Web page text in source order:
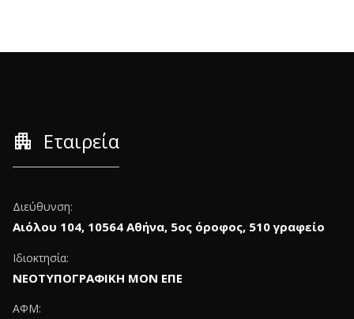
apartment Εταιρεία
Διεύθυνση:
Αιόλου 104, 10564 Αθήνα, 5ος όροφος, 510 γραφείο
Ιδιοκτησία:
ΝΕΟΤΥΠΟΓΡΑΦΙΚΗ ΜΟΝ ΕΠΕ
ΑΦΜ: